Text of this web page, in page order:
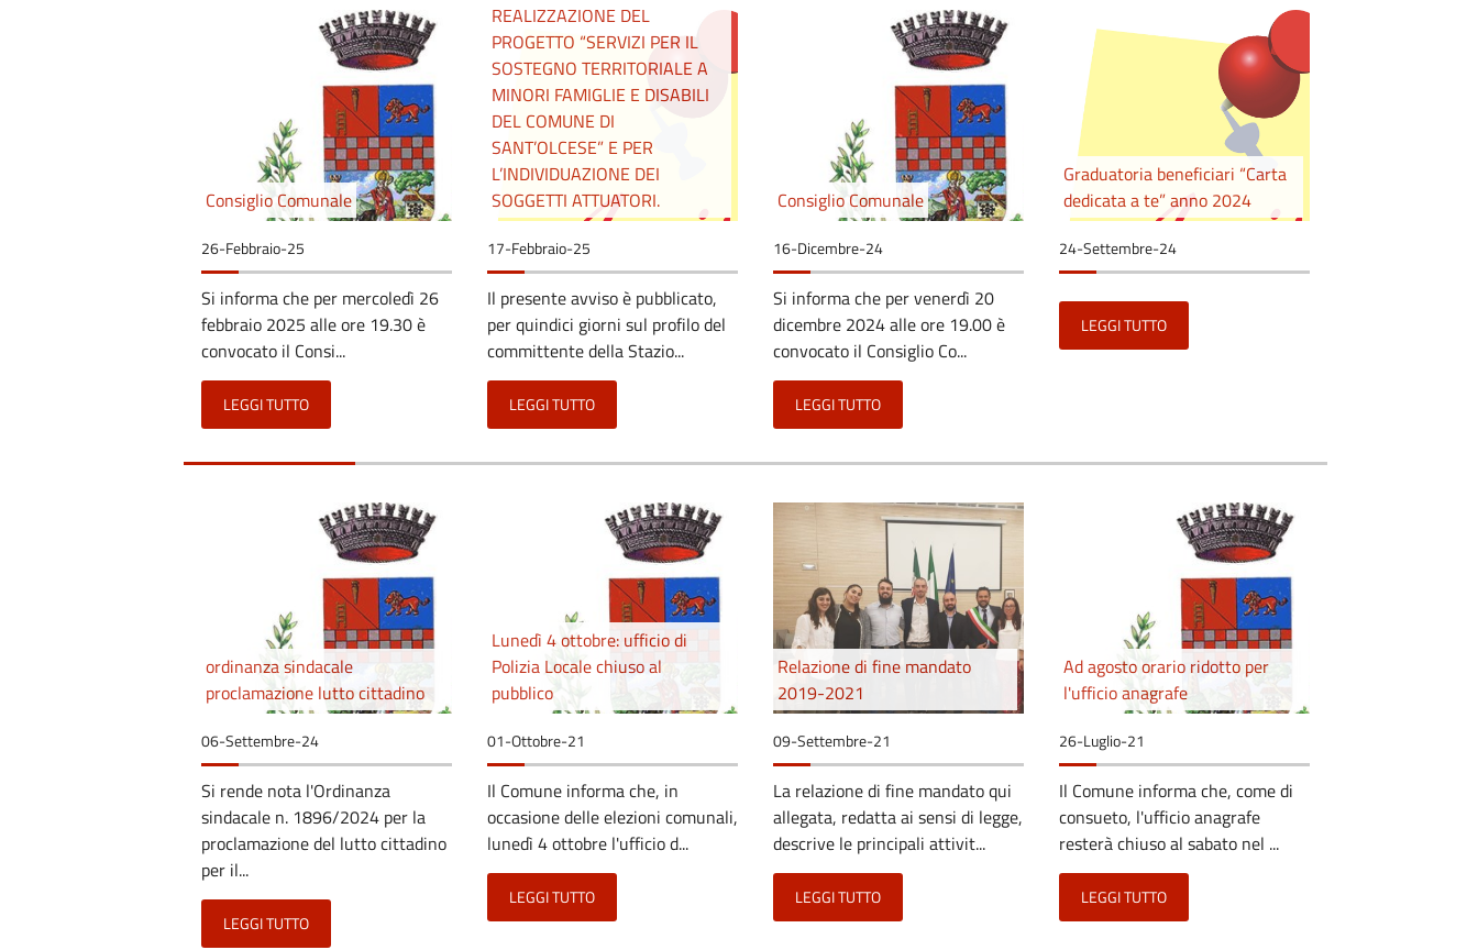
Consiglio Comunale
26-Febbraio-25
Si informa che per mercoledì 26
febbraio 2025 alle ore 19.30 è
convocato il Consi...
LEGGI TUTTO
REALIZZAZIONE DEL
PROGETTO “SERVIZI PER IL
SOSTEGNO TERRITORIALE A
MINORI FAMIGLIE E DISABILI
DEL COMUNE DI
SANT’OLCESE” E PER
L’INDIVIDUAZIONE DEI
SOGGETTI ATTUATORI.
17-Febbraio-25
Il presente avviso è pubblicato,
per quindici giorni sul profilo del
committente della Stazio...
LEGGI TUTTO
Consiglio Comunale
16-Dicembre-24
Si informa che per venerdì 20
dicembre 2024 alle ore 19.00 è
convocato il Consiglio Co...
LEGGI TUTTO
Graduatoria beneficiari “Carta
dedicata a te” anno 2024
24-Settembre-24
LEGGI TUTTO
ordinanza sindacale
proclamazione lutto cittadino
06-Settembre-24
Si rende nota l'Ordinanza
sindacale n. 1896/2024 per la
proclamazione del lutto cittadino
per il...
LEGGI TUTTO
Lunedì 4 ottobre: ufficio di
Polizia Locale chiuso al
pubblico
01-Ottobre-21
Il Comune informa che, in
occasione delle elezioni comunali,
lunedì 4 ottobre l'ufficio d...
LEGGI TUTTO
Relazione di fine mandato
2019-2021
09-Settembre-21
La relazione di fine mandato qui
allegata, redatta ai sensi di legge,
descrive le principali attivit...
LEGGI TUTTO
Ad agosto orario ridotto per
l'ufficio anagrafe
26-Luglio-21
Il Comune informa che, come di
consueto, l'ufficio anagrafe
resterà chiuso al sabato nel ...
LEGGI TUTTO